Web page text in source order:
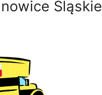
Śląskie